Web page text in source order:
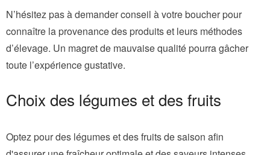
N’hésitez pas à demander conseil à votre boucher pour
connaître la provenance des produits et leurs méthodes
d’élevage. Un magret de mauvaise qualité pourra gâcher
toute l’expérience gustative.
Choix des légumes et des fruits
Optez pour des légumes et des fruits de saison afin